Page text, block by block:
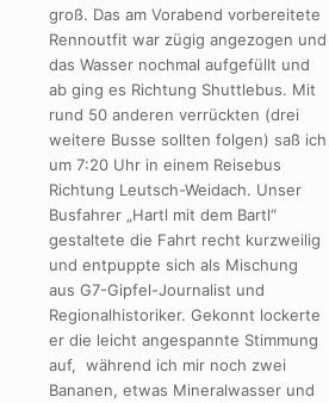
groß. Das am Vorabend vorbereitete
Rennoutfit war zügig angezogen und
das Wasser nochmal aufgefüllt und
ab ging es Richtung Shuttlebus. Mit
rund 50 anderen verrückten (drei
weitere Busse sollten folgen) saß ich
um 7:20 Uhr in einem Reisebus
Richtung Leutsch-Weidach. Unser
Busfahrer „Hartl mit dem Bartl“
gestaltete die Fahrt recht kurzweilig
und entpuppte sich als Mischung
aus G7-Gipfel-Journalist und
Regionalhistoriker. Gekonnt lockerte
er die leicht angespannte Stimmung
auf, während ich mir noch zwei
Bananen, etwas Mineralwasser und